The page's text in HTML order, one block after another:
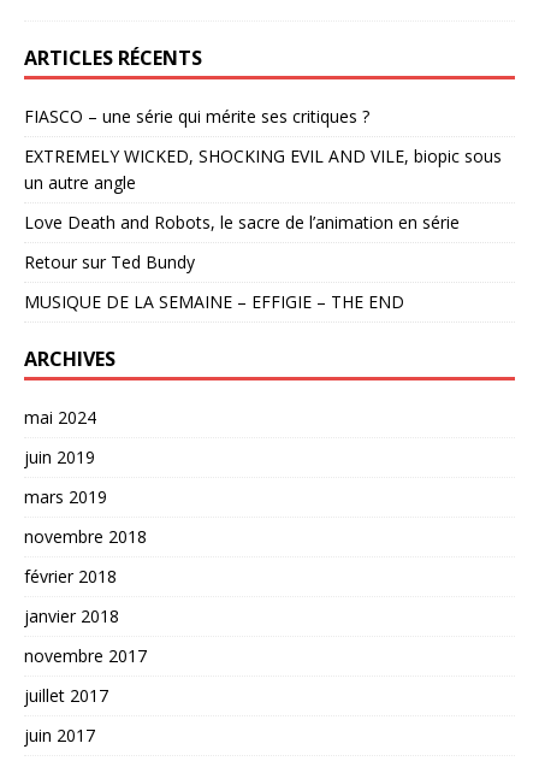
ARTICLES RÉCENTS
FIASCO – une série qui mérite ses critiques ?
EXTREMELY WICKED, SHOCKING EVIL AND VILE, biopic sous
un autre angle
Love Death and Robots, le sacre de l’animation en série
Retour sur Ted Bundy
MUSIQUE DE LA SEMAINE – EFFIGIE – THE END
ARCHIVES
mai 2024
juin 2019
mars 2019
novembre 2018
février 2018
janvier 2018
novembre 2017
juillet 2017
juin 2017